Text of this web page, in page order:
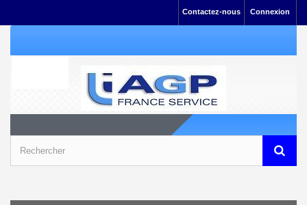
Connexion
Contactez-nous